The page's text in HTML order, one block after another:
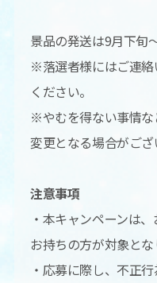
景品の発送は9月下旬
※落選者様にはご連
ください。
※やむを得ない事情な
変更となる場合がござ
注意事項
・本キャンペーンは
お持ちの方が対象とな
・応募に際し、不正